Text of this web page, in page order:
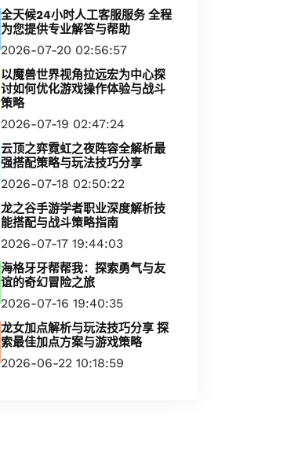
全天候24小时人工客服服务 全程
为您提供专业解答与帮助
2026-07-20 02:56:57
以魔兽世界视角拉远宏为中心探
讨如何优化游戏操作体验与战斗
策略
2026-07-19 02:47:24
云顶之弈霓虹之夜阵容全解析最
强搭配策略与玩法技巧分享
2026-07-18 02:50:22
龙之谷手游学者职业深度解析技
能搭配与战斗策略指南
2026-07-17 19:44:03
海格牙牙帮帮我：探索勇气与友
谊的奇幻冒险之旅
2026-07-16 19:40:35
龙女加点解析与玩法技巧分享 探
索最佳加点方案与游戏策略
2026-06-22 10:18:59